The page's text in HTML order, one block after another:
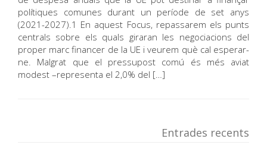
polítiques comunes durant un període de set anys
(2021-2027).1 En aquest Focus, repassarem els punts
centrals sobre els quals giraran les negociacions del
proper marc financer de la UE i veurem què cal esperar-
ne. Malgrat que el pressupost comú és més aviat
modest –re­­presenta el 2,0% del […]
Entrades recents